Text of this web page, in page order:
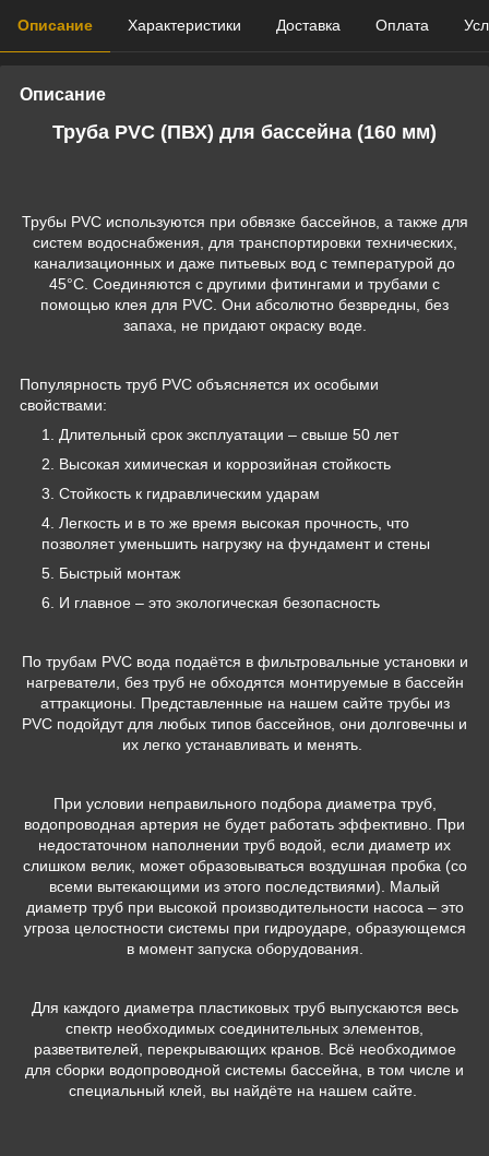
Описание Характеристики Доставка Оплата
Описание
Труба PVC (ПВХ) для бассейна (160 мм)
Трубы PVC используются при обвязке бассейнов, а также для
систем водоснабжения, для транспортировки технических,
канализационных и даже питьевых вод с температурой до
45°C. Соединяются с другими фитингами и трубами с
помощью клея для PVC. Они абсолютно безвредны, без
запаха, не придают окраску воде.
Популярность труб PVC объясняется их особыми
свойствами:
Длительный срок эксплуатации – свыше 50 лет
Высокая химическая и коррозийная стойкость
Стойкость к гидравлическим ударам
Легкость и в то же время высокая прочность, что
позволяет уменьшить нагрузку на фундамент и стены
Быстрый монтаж
И главное – это экологическая безопасность
По трубам PVC вода подаётся в фильтровальные установки и
нагреватели, без труб не обходятся монтируемые в бассейн
аттракционы. Представленные на нашем сайте трубы из
PVC подойдут для любых типов бассейнов, они долговечны и
их легко устанавливать и менять.
При условии неправильного подбора диаметра труб,
водопроводная артерия не будет работать эффективно. При
недостаточном наполнении труб водой, если диаметр их
слишком велик, может образовываться воздушная пробка (со
всеми вытекающими из этого последствиями). Малый
диаметр труб при высокой производительности насоса – это
угроза целостности системы при гидроударе, образующемся
в момент запуска оборудования.
Для каждого диаметра пластиковых труб выпускаются весь
спектр необходимых соединительных элементов,
разветвителей, перекрывающих кранов. Всё необходимое
для сборки водопроводной системы бассейна, в том числе и
специальный клей, вы найдёте на нашем сайте.